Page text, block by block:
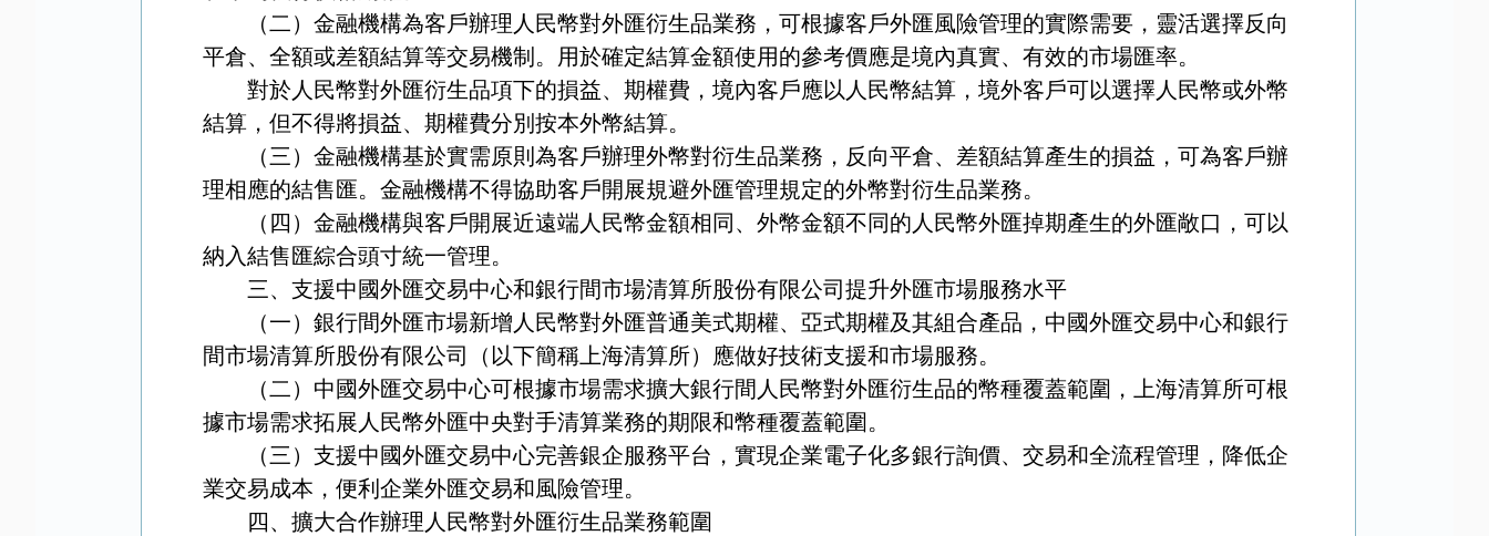
（二）金融機構為客戶辦理人民幣對外匯衍生品業務，可根據客戶外匯風險管理的實際需要，靈活選擇反向
平倉、全額或差額結算等交易機制。
用於確定結算金額使用的參考價應是境內真實、有效的市場匯率。
對於人民幣對外匯衍生品項下的損益、期權費，境內客戶應以人民幣結算，境外客戶可以選擇人民幣或外幣
結算，但不得將損益、期權費分別按本外幣結算。
（三） 金融機構基於實需原則為客戶辦理外幣對衍生品業務， 反向平倉、差額結算產生的損益，可為客戶辦
理相應的結售匯。 金融機構不得協助客戶開展規避外匯管理規定的外幣對衍生品業務。
（四） 金融機構與客戶開展近遠端人民幣金額相同、外幣金額不同的人民幣外匯掉期產生的外匯敞口，可以
納入結售匯綜合頭寸統一管理。
三、支援中國外匯交易中心和銀行間市場清算所股份有限公司提升外匯市場服務水平
（一）銀行間外匯市場新增人民幣對外匯普通美式期權、亞式期權及其組合產品，中國外匯交易中心和銀行
間市場清算所股份有限公司（以下簡稱上海清算所）應做好技術支援和市場服務。
（二）中國外匯交易中心可根據市場需求擴大銀行間人民幣對外匯衍生品的幣種覆蓋範圍，上海清算所可根
據市場需求拓展人民幣外匯中央對手清算業務的期限和幣種覆蓋範圍。
（三）支援中國外匯交易中心完善銀企服務平台，實現企業電子化多銀行詢價、交易和全流程管理，降低企
業交易成本，便利企業外匯交易和風險管理。
四、擴大合作辦理人民幣對外匯衍生品業務範圍